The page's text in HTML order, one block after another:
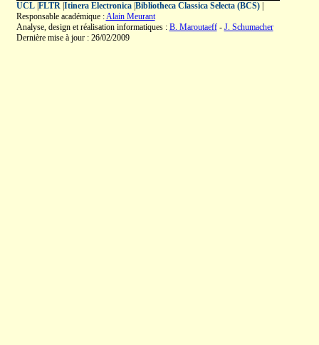
UCL| FLTR| Itinera Electronica| Bibliotheca Classica Selecta (BCS)|
Responsable académique :Alain Meurant
Analyse, design et réalisation informatiques : B. Maroutaeff- J. Schumacher
Dernière mise à jour : 26/02/2009